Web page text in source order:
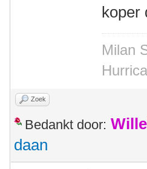
koper
Milan
Zoek
Bedankt door:
daan